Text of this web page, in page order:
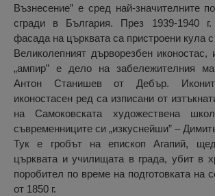
Възнесение” е сред най-значителните
сгради в България. През 1939-1940
фасада на църквата са пристроени кула
Великолепният дърворезбен иконостас,
„ампир” е дело на забележителния
Антон Станишев от Дебър.
иконостасен ред са изписани от
на Самоковската художествена
съвременниците си „изкуснейши” –
Тук е гробът на епископ Агапий,
църквата и училищата в града, убит в
поробител по време на подготовката на
от 1850 г.